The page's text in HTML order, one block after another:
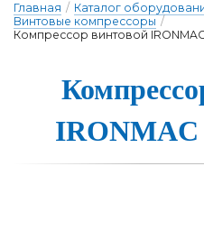
Главная / Каталог
Винтовые компрессоры /
Компрессор винтовой
IRONMAC